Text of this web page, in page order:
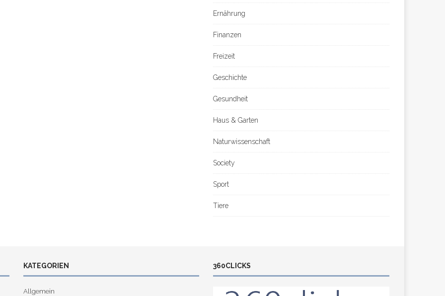
Ernährung
Finanzen
Freizeit
Geschichte
Gesundheit
Haus & Garten
Naturwissenschaft
Society
Sport
Tiere
KATEGORIEN
Allgemein
360CLICKS